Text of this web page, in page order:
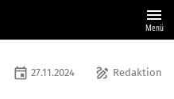
menu
Menü
draw Redaktion
event 27.11.2024